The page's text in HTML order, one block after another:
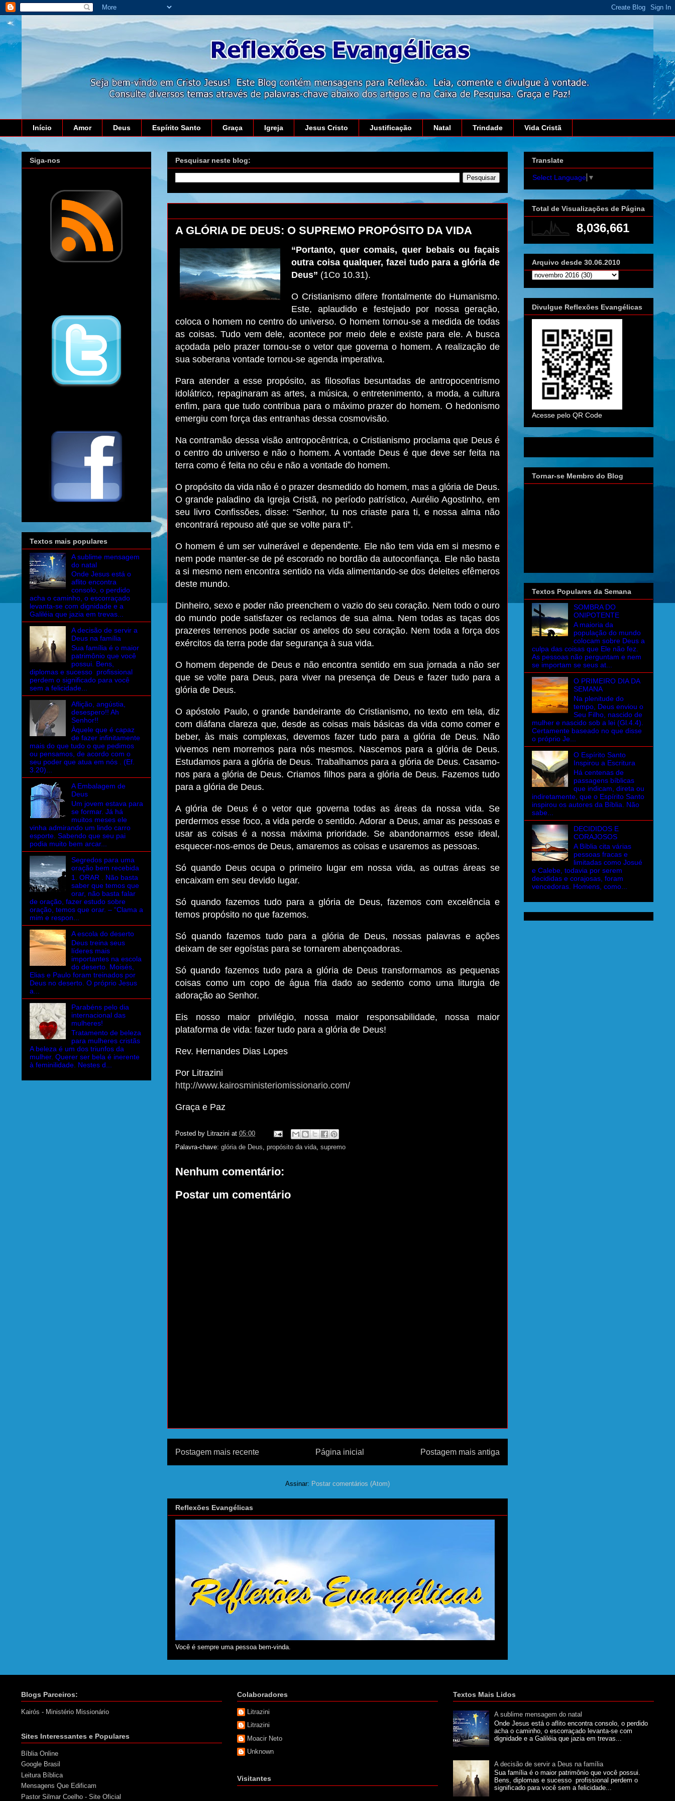
Início Amor Deus Espírito Santo Graça Igreja Jesus Cristo Justificação Natal Trindade Vida Cristã
Pesquisar neste blog:
A GLÓRIA DE DEUS: O SUPREMO PROPÓSITO DA VIDA
“Portanto, quer comais, quer bebais ou façais
outra coisa qualquer, fazei tudo para a glória de
Deus” (1Co 10.31).
O Cristianismo difere frontalmente do Humanismo.
Este, aplaudido e festejado por nossa geração,
coloca o homem no centro do universo. O homem tornou-se a medida de todas
as coisas. Tudo vem dele, acontece por meio dele e existe para ele. A busca
açodada pelo prazer tornou-se o vetor que governa o homem. A realização de
sua soberana vontade tornou-se agenda imperativa.
Para atender a esse propósito, as filosofias besuntadas de antropocentrismo
idolátrico, repaginaram as artes, a música, o entretenimento, a moda, a cultura
enfim, para que tudo contribua para o máximo prazer do homem. O hedonismo
emergiu com força das entranhas dessa cosmovisão.
Na contramão dessa visão antropocêntrica, o Cristianismo proclama que Deus é
o centro do universo e não o homem. A vontade Deus é que deve ser feita na
terra como é feita no céu e não a vontade do homem.
O propósito da vida não é o prazer desmedido do homem, mas a glória de Deus.
O grande paladino da Igreja Cristã, no período patrístico, Aurélio Agostinho, em
seu livro Confissões, disse: “Senhor, tu nos criaste para ti, e nossa alma não
encontrará repouso até que se volte para ti”.
O homem é um ser vulnerável e dependente. Ele não tem vida em si mesmo e
nem pode manter-se de pé escorado no bordão da autoconfiança. Ele não basta
a si mesmo nem encontra sentido na vida alimentando-se dos deleites efêmeros
deste mundo.
Dinheiro, sexo e poder não preenchem o vazio do seu coração. Nem todo o ouro
do mundo pode satisfazer os reclamos de sua alma. Nem todas as taças dos
prazeres terrenos pode saciar os anelos do seu coração. Nem toda a força dos
exércitos da terra pode dar segurança à sua vida.
O homem depende de Deus e não encontra sentido em sua jornada a não ser
que se volte para Deus, para viver na presença de Deus e fazer tudo para a
glória de Deus.
O apóstolo Paulo, o grande bandeirante do Cristianismo, no texto em tela, diz
com diáfana clareza que, desde as coisas mais básicas da vida como comer e
beber, às mais complexas, devemos fazer tudo para a glória de Deus. Não
vivemos nem morremos para nós mesmos. Nascemos para a glória de Deus.
Estudamos para a glória de Deus. Trabalhamos para a glória de Deus. Casamo-
nos para a glória de Deus. Criamos filhos para a glória de Deus. Fazemos tudo
para a glória de Deus.
A glória de Deus é o vetor que governa todas as áreas da nossa vida. Se
perdermos esse foco, a vida perde o sentido. Adorar a Deus, amar as pessoas e
usar as coisas é a nossa máxima prioridade. Se abandonarmos esse ideal,
esquecer-nos-emos de Deus, amaremos as coisas e usaremos as pessoas.
Só quando Deus ocupa o primeiro lugar em nossa vida, as outras áreas se
encaixam em seu devido lugar.
Só quando fazemos tudo para a glória de Deus, fazemos com excelência e
temos propósito no que fazemos.
Só quando fazemos tudo para a glória de Deus, nossas palavras e ações
deixam de ser egoístas para se tornarem abençoadoras.
Só quando fazemos tudo para a glória de Deus transformamos as pequenas
coisas como um copo de água fria dado ao sedento como uma liturgia de
adoração ao Senhor.
Eis nosso maior privilégio, nossa maior responsabilidade, nossa maior
plataforma de vida: fazer tudo para a glória de Deus!
Rev. Hernandes Dias Lopes
Por Litrazini
http://www.kairosministeriomissionario.com/
Graça e Paz
Posted by Litrazini at 05:00
Palavra-chave: glória de Deus, propósito da vida, supremo
Nenhum comentário:
Postar um comentário
Postagem mais recente Postagem mais antiga
Página inicial
Assinar: Postar comentários (Atom)
Reflexões Evangélicas
Você é sempre uma pessoa bem-vinda.
Siga-nos
Textos mais populares
A sublime mensagem
do natal
Onde Jesus está o
aflito encontra
consolo, o perdido
acha o caminho, o escorraçado
levanta-se com dignidade e a
Galiléia que jazia em trevas...
A decisão de servir a
Deus na família
Sua família é o maior
patrimônio que você
possui. Bens,
diplomas e sucesso profissional
perdem o significado para você
sem a felicidade...
Aflição, angústia,
desespero!! Ah
Senhor!!
Àquele que é capaz
de fazer infinitamente
mais do que tudo o que pedimos
ou pensamos, de acordo com o
seu poder que atua em nós . (Ef.
3.20)...
A Embalagem de
Deus
Um jovem estava para
se formar. Já há
muitos meses ele
vinha admirando um lindo carro
esporte. Sabendo que seu pai
podia muito bem arcar...
Segredos para uma
oração bem recebida
1. ORAR . Não basta
saber que temos que
orar, não basta falar
de oração, fazer estudo sobre
oração, temos que orar. – “Clama a
mim e respon...
A escola do deserto
Deus treina seus
líderes mais
importantes na escola
do deserto. Moisés,
Elias e Paulo foram treinados por
Deus no deserto. O próprio Jesus
a...
Parabéns pelo dia
internacional das
mulheres!
Tratamento de beleza
para mulheres cristãs
A beleza é um dos triunfos da
mulher. Querer ser bela é inerente
à feminilidade. Nestes d...
Translate
Select Language ▼
Total de Visualizações de Página
8,036,661
Arquivo desde 30.06.2010
Divulgue Reflexões Evangélicas
Acesse pelo QR Code
Tornar-se Membro do Blog
Textos Populares da Semana
SOMBRA DO
ONIPOTENTE
A maioria da
população do mundo
colocam sobre Deus a
culpa das coisas que Ele não fez.
As pessoas não perguntam e nem
se importam se seus at...
O PRIMEIRO DIA DA
SEMANA
Na plenitude do
tempo, Deus enviou o
Seu Filho, nascido de
mulher e nascido sob a lei (Gl.4.4).
Certamente baseado no que disse
o próprio Je...
O Espírito Santo
Inspirou a Escritura
Há centenas de
passagens bíblicas
que indicam, direta ou
indiretamente, que o Espírito Santo
inspirou os autores da Bíblia. Não
sabe...
DECIDIDOS E
CORAJOSOS
A Bíblia cita várias
pessoas fracas e
limitadas como Josué
e Calebe, todavia por serem
decididas e corajosas, foram
vencedoras. Homens, como...
Blogs Parceiros:
Kairós - Ministério Missionário
Sites Interessantes e Populares
Bíblia Online
Google Brasil
Leitura Bíblica
Mensagens Que Edificam
Pastor Silmar Coelho - Site Oficial
Colaboradores
Litrazini
Litrazini
Moacir Neto
Unknown
Visitantes
Textos Mais Lidos
A sublime mensagem do natal
Onde Jesus está o aflito encontra consolo, o perdido
acha o caminho, o escorraçado levanta-se com
dignidade e a Galiléia que jazia em trevas...
A decisão de servir a Deus na família
Sua família é o maior patrimônio que você possui.
Bens, diplomas e sucesso profissional perdem o
significado para você sem a felicidade...